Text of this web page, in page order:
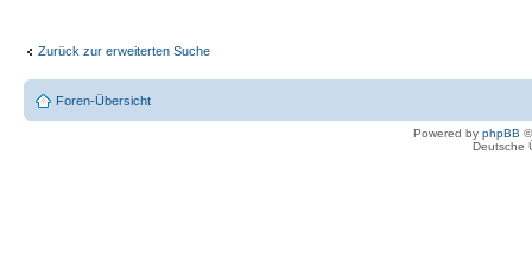
Zurück zur erweiterten Suche
Foren-Übersicht
Powered by phpBB
Deutsche